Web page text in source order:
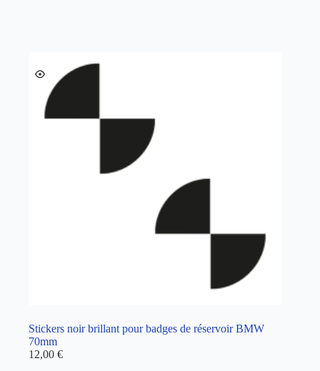
Stickers noir brillant pour badges de réservoir BMW
70mm
12,00 €